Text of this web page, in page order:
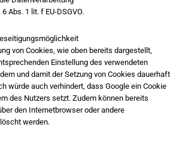
Abs. 1 lit. f EU-DSGVO.
von Cookies, wie oben bereits dargestellt,
Einstellung des verwendeten
und damit der Setzung von Cookies dauerhaft
würde auch verhindert, dass Google ein Cookie
des Nutzers setzt. Zudem können bereits
den Internetbrowser oder andere
werden.